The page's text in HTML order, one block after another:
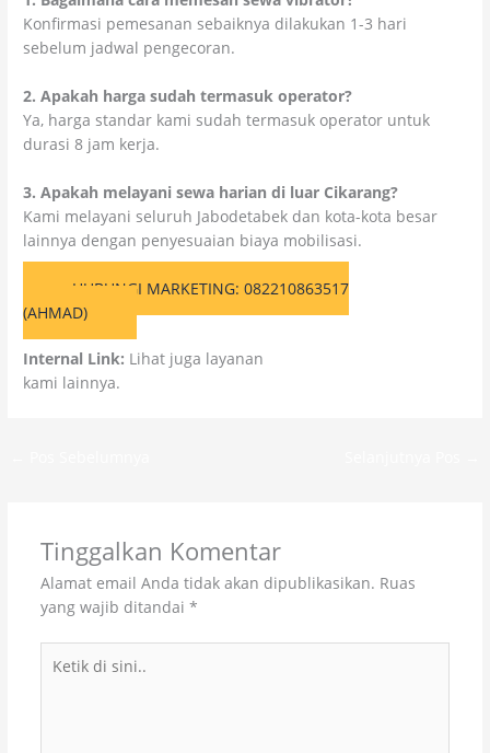
Konfirmasi pemesanan sebaiknya dilakukan 1-3 hari
sebelum jadwal pengecoran.
2. Apakah harga sudah termasuk operator?
Ya, harga standar kami sudah termasuk operator untuk
durasi 8 jam kerja.
3. Apakah melayani sewa harian di luar Cikarang?
Kami melayani seluruh Jabodetabek dan kota-kota besar
lainnya dengan penyesuaian biaya mobilisasi.
HUBUNGI MARKETING: 082210863517
(AHMAD)
Internal Link: Lihat juga layanan
kami lainnya.
Tinggalkan Komentar
Alamat email Anda tidak akan dipublikasikan. Ruas
yang wajib ditandai *